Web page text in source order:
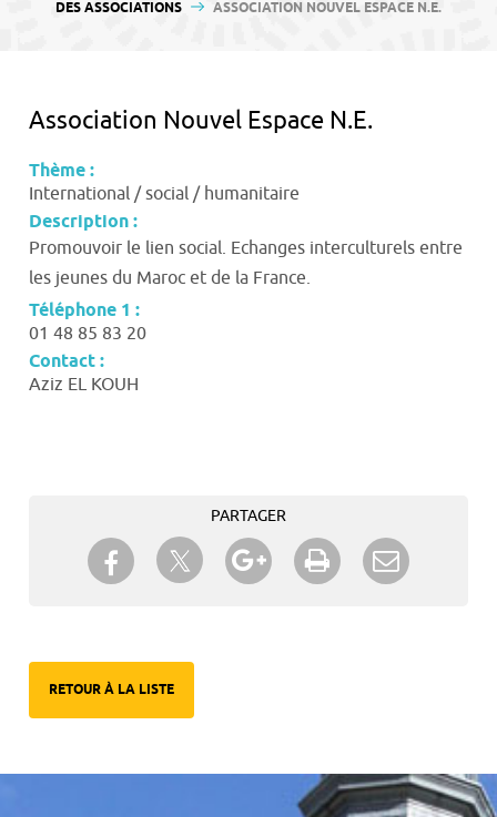
DES ASSOCIATIONS
ASSOCIATION NOUVEL ESPACE N.E.
Association Nouvel Espace N.E.
Thème :
International / social / humanitaire
Description :
Promouvoir le lien social. Echanges interculturels entre
les jeunes du Maroc et de la France.
Téléphone 1 :
01 48 85 83 20
Contact :
Aziz EL KOUH
PARTAGER
Partager sur Facebook
Partager sur TwitterPartager sur Google+
Imprimer
RETOUR À LA LISTE